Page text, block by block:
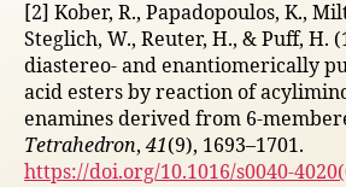
[2] Kober, R., Papadopoulos, K.,
Steglich, W., Reuter, H., & Puff, H.
diastereo- and enantiomerically
acid esters by reaction of
enamines derived from 6-
Tetrahedron,41(9), 1693–1701.
https://doi.org/10.1016/s0040-